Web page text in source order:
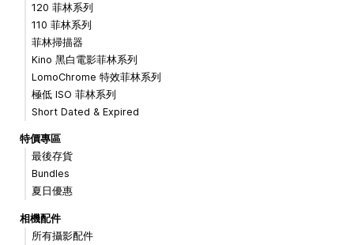
120 菲林系列
110 菲林系列
菲林掃描器
Kino 黑白電影菲林系列
LomoChrome 特效菲林系列
極低 ISO 菲林系列
Short Dated & Expired
特價專區
最後存貨
Bundles
夏日優惠
相機配件
所有攝影配件